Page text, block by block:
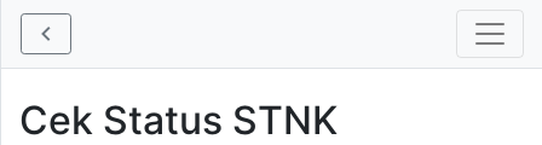
Cek Status STNK